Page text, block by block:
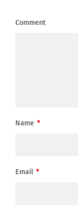
Comment
Name *
Email *